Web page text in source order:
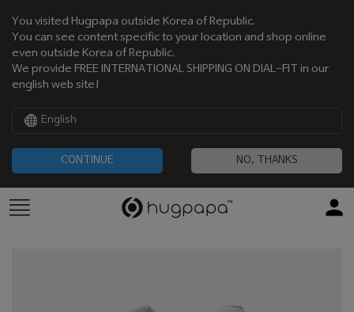
You visited Hugpapa outside Korea of Republic.
You can see content specific to your location and shop online
even outside Korea of Republic.
We provide FREE INTERNATIONAL SHIPPING ON DIAL-FIT in our
english web site!
English
CONTINUE NO, THANKS